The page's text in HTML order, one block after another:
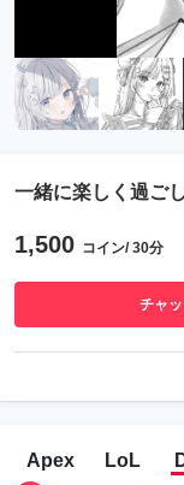
一緒に楽しく過ご
1,500 コイン/ 30分
チャ
Apex LoL